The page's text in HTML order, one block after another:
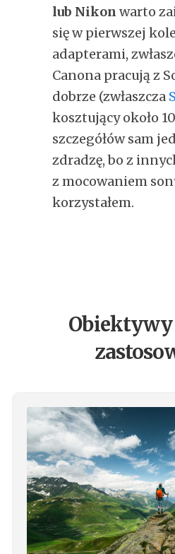
lub Nikon warto
się w pierwszej
adapterami,
Canona pracują z
dobrze (zwłaszcza
kosztujący około
szczegółów sam
zdradzę, bo z
z mocowaniem
korzystałem.
Obiektywy